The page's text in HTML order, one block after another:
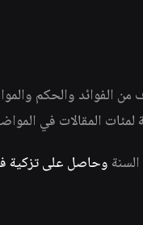
والحكم
لمئات المقالات في
وحاصل على تزكية